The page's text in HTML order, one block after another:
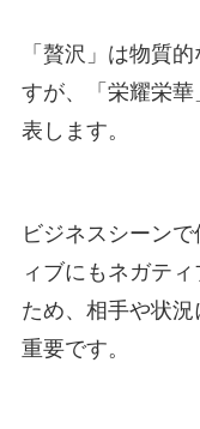
「贅沢」は物質
すが、「栄耀栄
表します。
ビジネスシーン
ィブにもネガテ
ため、相手や状
重要です。